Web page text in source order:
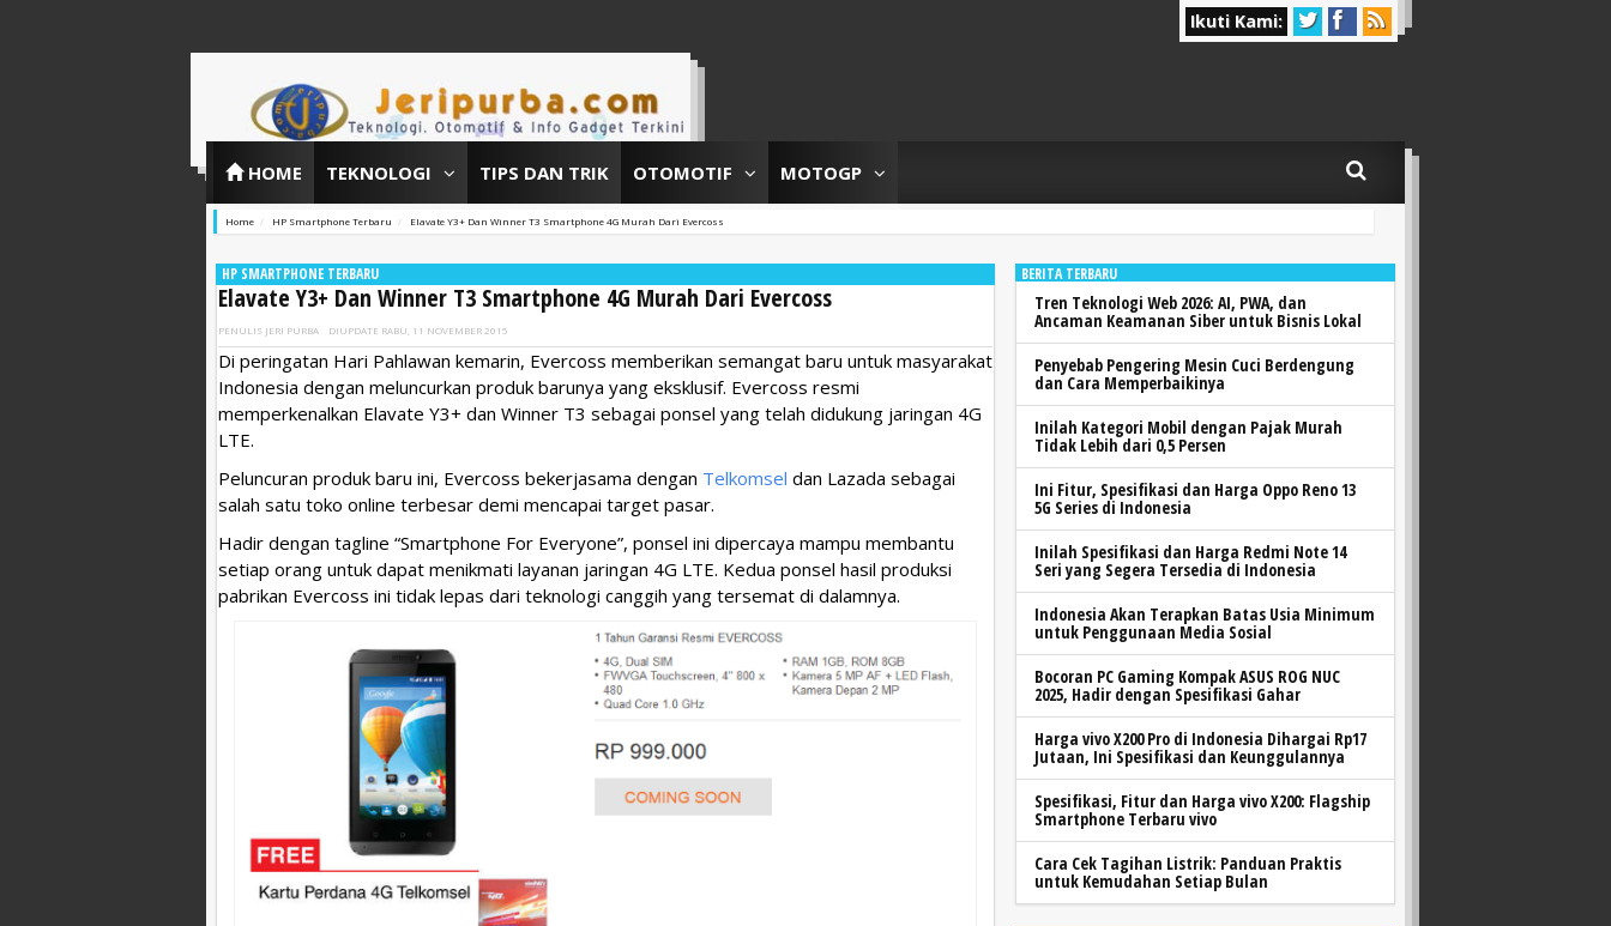
Ikuti Kami:
HOME TEKNOLOGI TIPS DAN TRIK OTOMOTIF MOTOGP
Home HP Smartphone Terbaru Elavate Y3+ Dan Winner T3 Smartphone 4G Murah Dari Evercoss
HP SMARTPHONE TERBARU
Elavate Y3+ Dan Winner T3 Smartphone 4G Murah Dari Evercoss
PENULIS JERI PURBA DIUPDATE RABU, 11 NOVEMBER 2015
Di peringatan Hari Pahlawan kemarin, Evercoss memberikan semangat baru untuk masyarakat
Indonesia dengan meluncurkan produk barunya yang eksklusif. Evercoss resmi
memperkenalkan Elavate Y3+ dan Winner T3 sebagai ponsel yang telah didukung jaringan 4G
LTE.
Peluncuran produk baru ini, Evercoss bekerjasama dengan Telkomsel dan Lazada sebagai
salah satu toko online terbesar demi mencapai target pasar.
Hadir dengan tagline “Smartphone For Everyone”, ponsel ini dipercaya mampu membantu
setiap orang untuk dapat menikmati layanan jaringan 4G LTE. Kedua ponsel hasil produksi
pabrikan Evercoss ini tidak lepas dari teknologi canggih yang tersemat di dalamnya.
BERITA TERBARU
Tren Teknologi Web 2026: AI, PWA, dan
Ancaman Keamanan Siber untuk Bisnis Lokal
Penyebab Pengering Mesin Cuci Berdengung
dan Cara Memperbaikinya
Inilah Kategori Mobil dengan Pajak Murah
Tidak Lebih dari 0,5 Persen
Ini Fitur, Spesifikasi dan Harga Oppo Reno 13
5G Series di Indonesia
Inilah Spesifikasi dan Harga Redmi Note 14
Seri yang Segera Tersedia di Indonesia
Indonesia Akan Terapkan Batas Usia Minimum
untuk Penggunaan Media Sosial
Bocoran PC Gaming Kompak ASUS ROG NUC
2025, Hadir dengan Spesifikasi Gahar
Harga vivo X200 Pro di Indonesia Dihargai Rp17
Jutaan, Ini Spesifikasi dan Keunggulannya
Spesifikasi, Fitur dan Harga vivo X200: Flagship
Smartphone Terbaru vivo
Cara Cek Tagihan Listrik: Panduan Praktis
untuk Kemudahan Setiap Bulan